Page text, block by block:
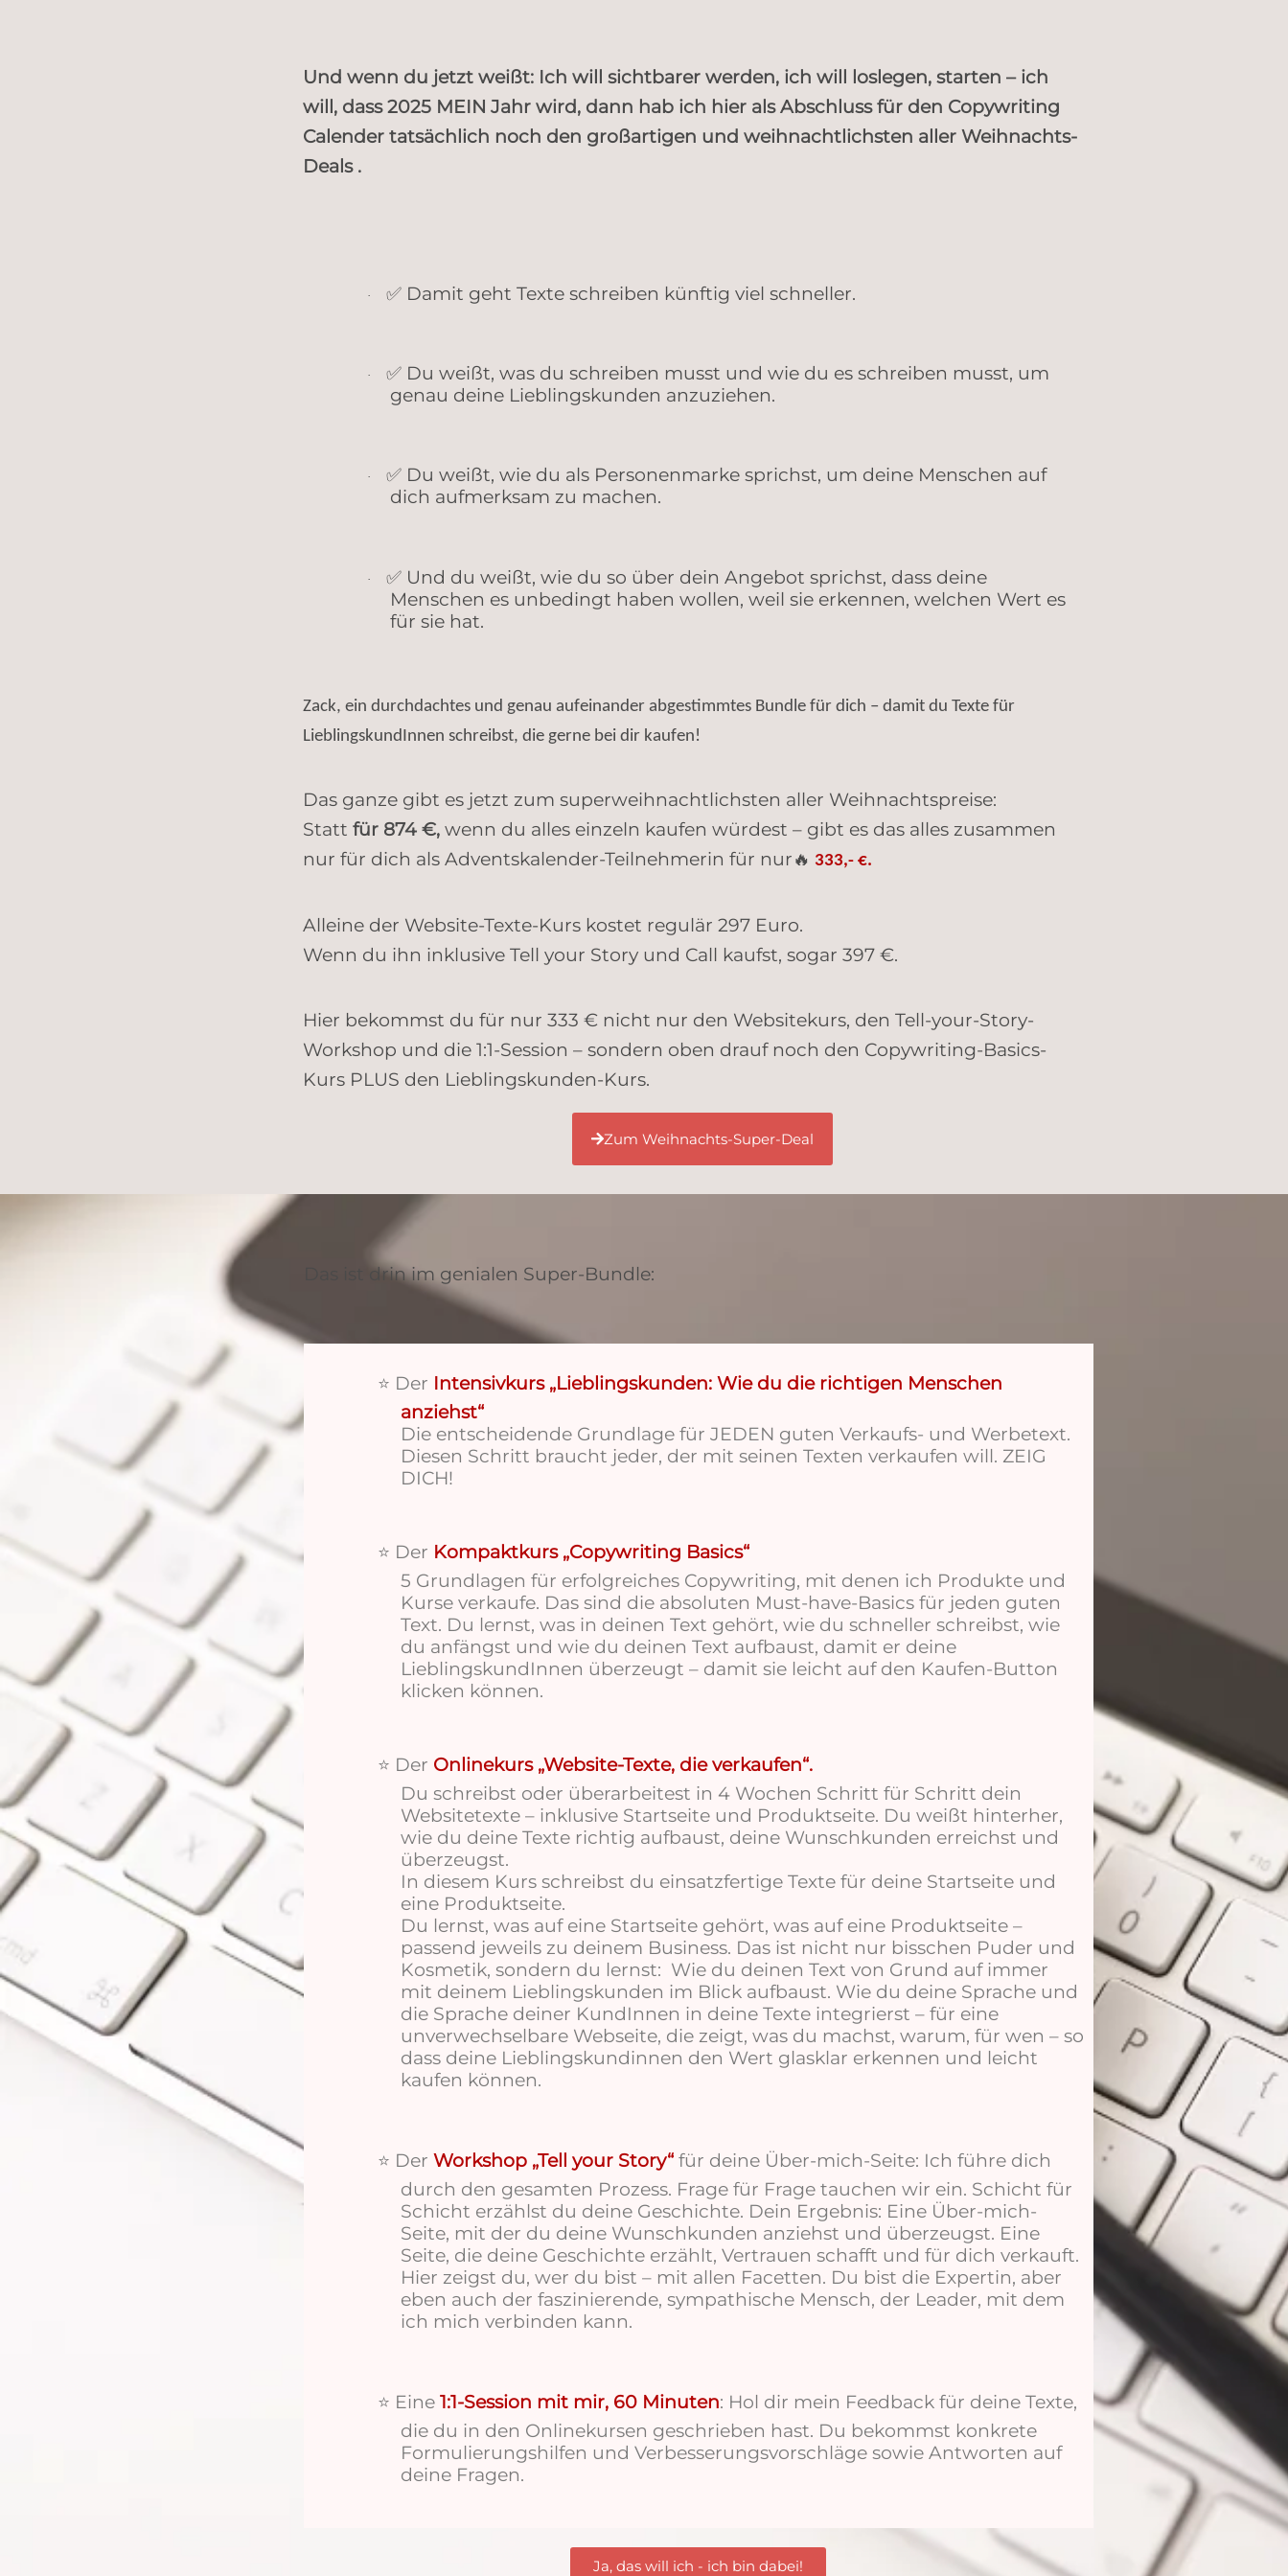
Und wenn du jetzt weißt: Ich will sichtbarer werden, ich will loslegen, starten – ich
will, dass 2025 MEIN Jahr wird, dann hab ich hier als Abschluss für den Copywriting
Calender tatsächlich noch den großartigen und weihnachtlichsten aller Weihnachts-
Deals .
· ✅ Damit geht Texte schreiben künftig viel schneller.
· ✅ Du weißt, was du schreiben musst und wie du es schreiben musst, um
genau deine Lieblingskunden anzuziehen.
· ✅ Du weißt, wie du als Personenmarke sprichst, um deine Menschen auf
dich aufmerksam zu machen.
· ✅ Und du weißt, wie du so über dein Angebot sprichst, dass deine
Menschen es unbedingt haben wollen, weil sie erkennen, welchen Wert es
für sie hat.
Zack, ein durchdachtes und genau aufeinander abgestimmtes Bundle für dich – damit du Texte für
LieblingskundInnen schreibst, die gerne bei dir kaufen!
Das ganze gibt es jetzt zum superweihnachtlichsten aller Weihnachtspreise:
Stattfür 874 €,wenn du alles einzeln kaufen würdest – gibt es das alles zusammen
nur für dich als Adventskalender-Teilnehmerin für nur🔥 333,- €.
Alleine der Website-Texte-Kurs kostet regulär 297 Euro.
Wenn du ihn inklusive Tell your Story und Call kaufst, sogar 397 €.
Hier bekommst du für nur 333 € nicht nur den Websitekurs, den Tell-your-Story-
Workshop und die 1:1-Session – sondern oben drauf noch den Copywriting-Basics-
Kurs PLUS den Lieblingskunden-Kurs.
Zum Weihnachts-Super-Deal
Das ist drin im genialen Super-Bundle:
⭐ Der Intensivkurs „Lieblingskunden: Wie du die richtigen Menschen
anziehst“
Die entscheidende Grundlage für JEDEN guten Verkaufs- und Werbetext.
Diesen Schritt braucht jeder, der mit seinen Texten verkaufen will. ZEIG
DICH!
⭐ Der Kompaktkurs „Copywriting Basics“
5 Grundlagen für erfolgreiches Copywriting, mit denen ich Produkte und
Kurse verkaufe. Das sind die absoluten Must-have-Basics für jeden guten
Text. Du lernst, was in deinen Text gehört, wie du schneller schreibst, wie
du anfängst und wie du deinen Text aufbaust, damit er deine
LieblingskundInnen überzeugt – damit sie leicht auf den Kaufen-Button
klicken können.
⭐ Der Onlinekurs „Website-Texte, die verkaufen“.
Du schreibst oder überarbeitest in 4 Wochen Schritt für Schritt dein
Websitetexte – inklusive Startseite und Produktseite. Du weißt hinterher,
wie du deine Texte richtig aufbaust, deine Wunschkunden erreichst und
überzeugst.
In diesem Kurs schreibst du einsatzfertige Texte für deine Startseite und
eine Produktseite.
Du lernst, was auf eine Startseite gehört, was auf eine Produktseite –
passend jeweils zu deinem Business. Das ist nicht nur bisschen Puder und
Kosmetik, sondern du lernst: Wie du deinen Text von Grund auf immer
mit deinem Lieblingskunden im Blick aufbaust. Wie du deine Sprache und
die Sprache deiner KundInnen in deine Texte integrierst – für eine
unverwechselbare Webseite, die zeigt, was du machst, warum, für wen – so
dass deine Lieblingskundinnen den Wert glasklar erkennen und leicht
kaufen können.
⭐ Der Workshop „Tell your Story“ für deine Über-mich-Seite: Ich führe dich
durch den gesamten Prozess. Frage für Frage tauchen wir ein. Schicht für
Schicht erzählst du deine Geschichte. Dein Ergebnis: Eine Über-mich-
Seite, mit der du deine Wunschkunden anziehst und überzeugst. Eine
Seite, die deine Geschichte erzählt, Vertrauen schafft und für dich verkauft.
Hier zeigst du, wer du bist – mit allen Facetten. Du bist die Expertin, aber
eben auch der faszinierende, sympathische Mensch, der Leader, mit dem
ich mich verbinden kann.
⭐ Eine 1:1-Session mit mir, 60 Minuten: Hol dir mein Feedback für deine Texte,
die du in den Onlinekursen geschrieben hast. Du bekommst konkrete
Formulierungshilfen und Verbesserungsvorschläge sowie Antworten auf
deine Fragen.
Ja, das will ich - ich bin dabei!